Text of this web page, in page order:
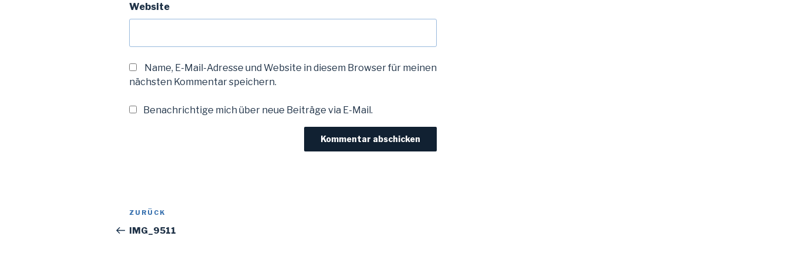
Website
Name, E-Mail-Adresse und Website in diesem Browser für meinen
nächsten Kommentar speichern.
Benachrichtige mich über neue Beiträge via E-Mail.
Beitragsnavigation
Vorheriger
Beitrag
ZURÜCK
IMG_9511